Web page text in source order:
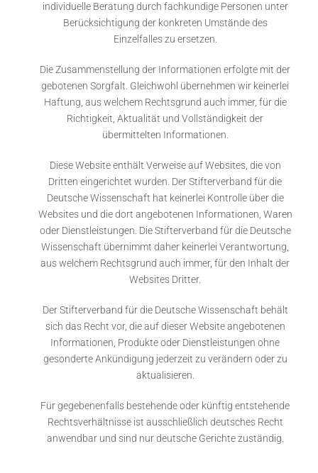
individuelle Beratung durch fachkundige Personen unter
Berücksichtigung der konkreten Umstände des
Einzelfalles zu ersetzen.
Die Zusammenstellung der Informationen erfolgte mit der
gebotenen Sorgfalt. Gleichwohl übernehmen wir keinerlei
Haftung, aus welchem Rechtsgrund auch immer, für die
Richtigkeit, Aktualität und Vollständigkeit der
übermittelten Informationen.
Diese Website enthält Verweise auf Websites, die von
Dritten eingerichtet wurden. Der Stifterverband für die
Deutsche Wissenschaft hat keinerlei Kontrolle über die
Websites und die dort angebotenen Informationen, Waren
oder Dienstleistungen. Die Stifterverband für die Deutsche
Wissenschaft übernimmt daher keinerlei Verantwortung,
aus welchem Rechtsgrund auch immer, für den Inhalt der
Websites Dritter.
Der Stifterverband für die Deutsche Wissenschaft behält
sich das Recht vor, die auf dieser Website angebotenen
Informationen, Produkte oder Dienstleistungen ohne
gesonderte Ankündigung jederzeit zu verändern oder zu
aktualisieren.
Für gegebenenfalls bestehende oder künftig entstehende
Rechtsverhältnisse ist ausschließlich deutsches Recht
anwendbar und sind nur deutsche Gerichte zuständig.